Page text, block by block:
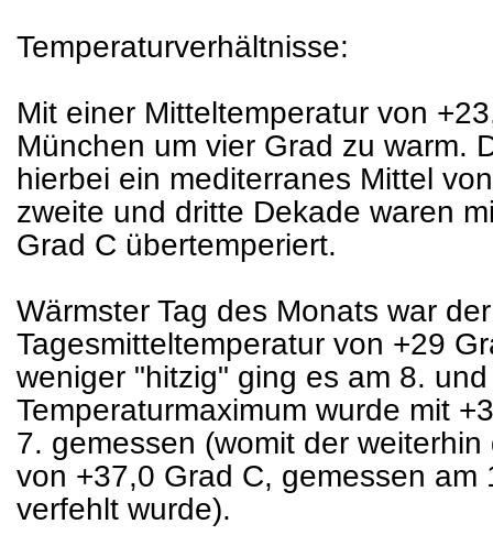
Temperaturverhältnisse:
Mit einer Mitteltemperatur von
München um vier Grad zu warm.
hierbei ein mediterranes Mittel
zweite und dritte Dekade waren
Grad C übertemperiert.
Wärmster Tag des Monats war
Tagesmitteltemperatur von +29
weniger "hitzig" ging es am 8.
Temperaturmaximum wurde mit
7. gemessen (womit der
von +37,0 Grad C, gemessen
verfehlt wurde).